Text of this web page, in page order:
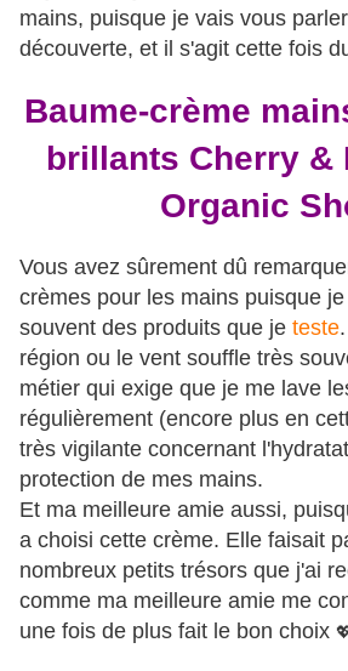
mains, puisque je vais vous
découverte, et il s'agit cette fois
Baume-crème
brillants Cherry &
Organic
Vous avez sûrement dû
crèmes pour les mains puisque
souvent des produits que je teste
région ou le vent souffle très
métier qui exige que je me lave
régulièrement (encore plus en
très vigilante concernant
protection de mes mains.
Et ma meilleure amie aussi,
a choisi cette crème. Elle faisait
nombreux petits trésors que j'ai
comme ma meilleure amie me
une fois de plus fait le bon choix